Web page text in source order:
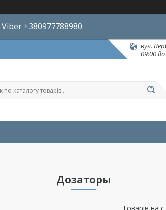
Viber +380977788980
вул.
09:00 до
Дозаторы